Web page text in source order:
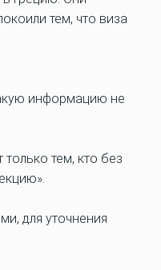
тем, что виза
информацию не
тем, кто без
для уточнения